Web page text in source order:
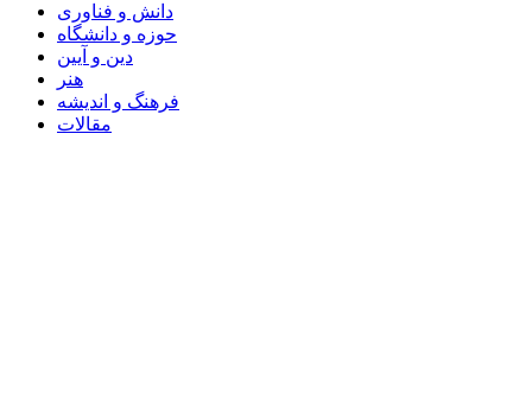
دانش و فناوری
حوزه و دانشگاه
دین و آیین
هنر
فرهنگ و اندیشه
مقالات